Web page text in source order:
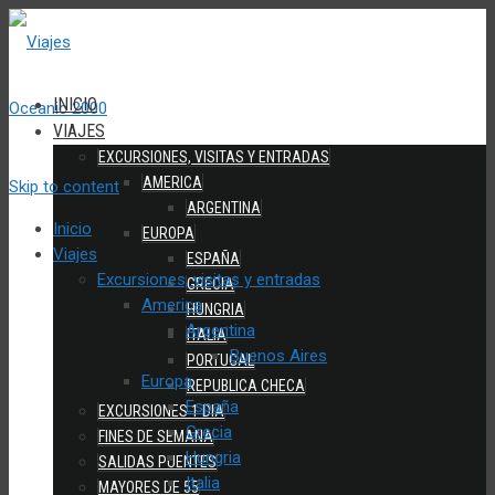
INICIO
VIAJES
EXCURSIONES, VISITAS Y ENTRADAS
AMERICA
ARGENTINA
EUROPA
ESPAÑA
GRECIA
HUNGRIA
ITALIA
PORTUGAL
REPUBLICA CHECA
EXCURSIONES 1 DIA
FINES DE SEMANA
SALIDAS PUENTES
MAYORES DE 55
Skip to content
Inicio
Viajes
Excursiones, visitas y entradas
America
Argentina
Buenos Aires
Europa
España
Grecia
Hungria
Italia